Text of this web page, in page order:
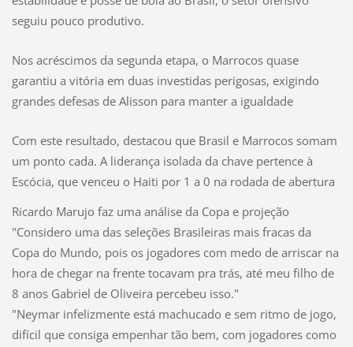
seguiu pouco produtivo.
Nos acréscimos da segunda etapa, o Marrocos quase
garantiu a vitória em duas investidas perigosas, exigindo
grandes defesas de Alisson para manter a igualdade
Com este resultado, destacou que Brasil e Marrocos somam
um ponto cada. A liderança isolada da chave pertence à
Escócia, que venceu o Haiti por 1 a 0 na rodada de abertura
Ricardo Marujo faz uma análise da Copa e projeção
"Considero uma das seleções Brasileiras mais fracas da
Copa do Mundo, pois os jogadores com medo de arriscar na
hora de chegar na frente tocavam pra trás, até meu filho de
8 anos Gabriel de Oliveira percebeu isso."
"Neymar infelizmente está machucado e sem ritmo de jogo,
difícil que consiga empenhar tão bem, com jogadores como